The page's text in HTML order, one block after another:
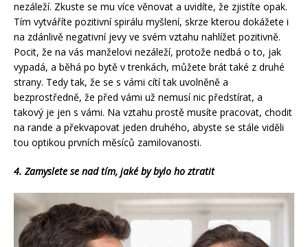
nezáleží. Zkuste se mu více věnovat a uvidíte, že zjistíte opak.
Tím vytváříte pozitivní spirálu myšlení, skrze kterou dokážete i
na zdánlivě negativní jevy ve svém vztahu nahlížet pozitivně.
Pocit, že na vás manželovi nezáleží, protože nedbá o to, jak
vypadá, a běhá po bytě v trenkách, můžete brát také z druhé
strany. Tedy tak, že se s vámi cítí tak uvolněně a
bezprostředně, že před vámi už nemusí nic předstírat, a
takový je jen s vámi. Na vztahu prostě musíte pracovat, chodit
na rande a překvapovat jeden druhého, abyste se stále viděli
tou optikou prvních měsíců zamilovanosti.
4. Zamyslete se nad tím, jaké by bylo ho ztratit